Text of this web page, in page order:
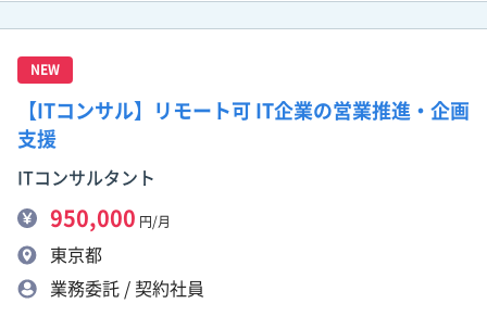
NEW
【ITコンサル】リモート可 IT企業の営業推進・企画
支援
ITコンサルタント
950,000 円/月
東京都
業務委託 / 契約社員